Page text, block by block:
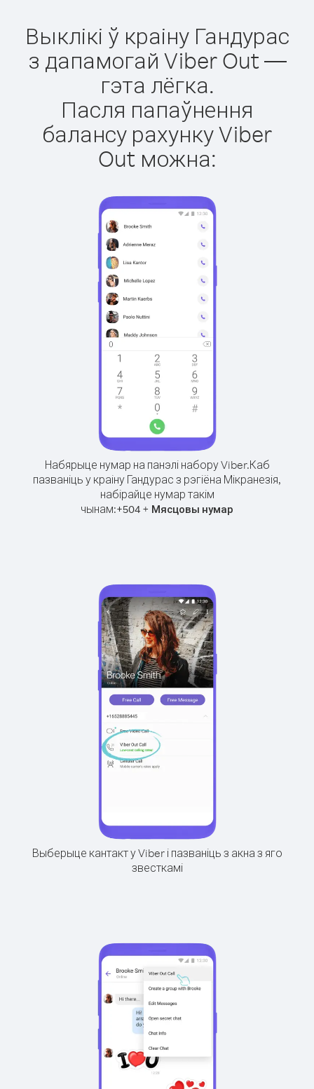
Выклікі ў краіну Гандурас
з дапамогай Viber Out —
гэта лёгка.
Пасля папаўнення
балансу рахунку Viber
Out можна:
Набярыце нумар на панэлі набору Viber.Каб
пазваніць у краіну Гандурас з рэгіёна Мікранезія,
набірайце нумар такім
чынам:+504 + Мясцовы нумар
Выберыце кантакт у Viber і пазваніць з акна з яго
звесткамі